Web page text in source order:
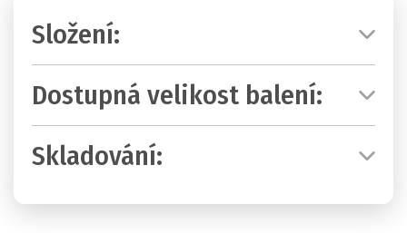
Složení:
Dostupná velikost balení:
Skladování: